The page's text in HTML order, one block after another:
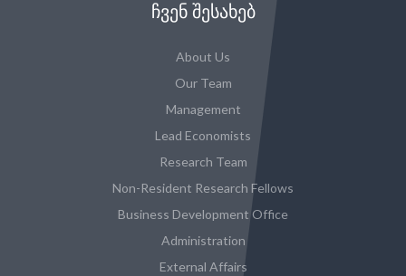
ᲩᲕᲔᲜ ᲨᲔᲡᲐᲮᲔᲑ
About Us
Our Team
Management
Lead Economists
Research Team
Non-Resident Research Fellows
Business Development Office
Administration
External Affairs